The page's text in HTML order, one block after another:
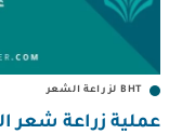
BHT لزراعة الشعر
عملية زراعة شعر